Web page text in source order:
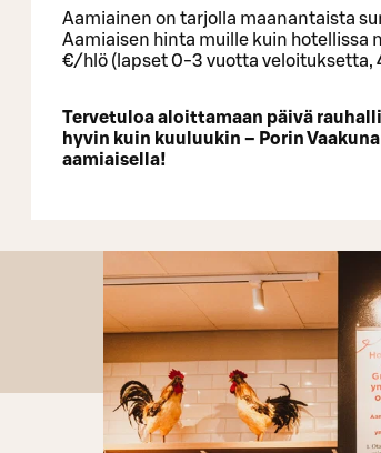
Aamiainen on tarjolla maanantaista
Aamiaisen hinta muille kuin hotellissa
€/hlö (lapset 0-3 vuotta veloituksetta,
Tervetuloa aloittamaan päivä
hyvin kuin kuuluukin – Porin
aamiaisella!